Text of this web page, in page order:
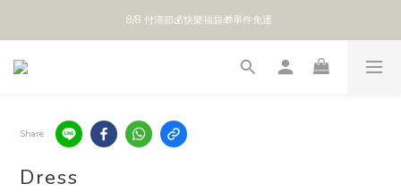
全館 $888 免運
8/8 付清節💰快樂福袋🎁單件免運
Share
Dress